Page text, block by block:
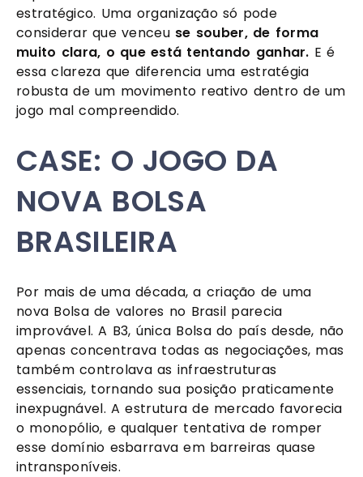
estratégico. Uma organização só pode
considerar que venceu se souber, de forma
muito clara, o que está tentando ganhar. E é
essa clareza que diferencia uma estratégia
robusta de um movimento reativo dentro de um
jogo mal compreendido.
CASE: O JOGO DA
NOVA BOLSA
BRASILEIRA
Por mais de uma década, a criação de uma
nova Bolsa de valores no Brasil parecia
improvável. A B3, única Bolsa do país desde, não
apenas concentrava todas as negociações, mas
também controlava as infraestruturas
essenciais, tornando sua posição praticamente
inexpugnável. A estrutura de mercado favorecia
o monopólio, e qualquer tentativa de romper
esse domínio esbarrava em barreiras quase
intransponíveis.